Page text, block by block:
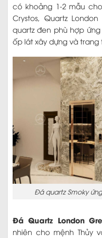
có khoảng 1-2 mẫu
Crystos, Quartz
quartz đen phù hợp
ốp lát xây dựng và trang
Đá quartz Smoky
Đá Quartz London
nhiên cho mệnh Thủy